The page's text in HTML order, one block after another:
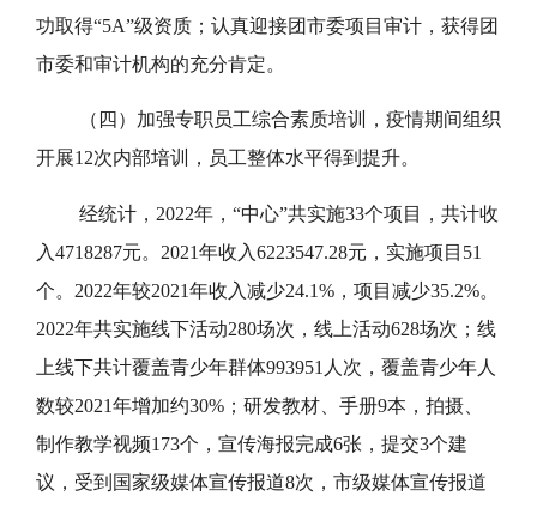
功取得“5A”级资质；认真迎接团市委项目审计，获得团
市委和审计机构的充分肯定。
（四）加强专职员工综合素质培训，疫情期间组织
开展12次内部培训，员工整体水平得到提升。
经统计，2022年，“中心”共实施33个项目，共计收
入4718287元。2021年收入6223547.28元，实施项目51
个。2022年较2021年收入减少24.1%，项目减少35.2%。
2022年共实施线下活动280场次，线上活动628场次；线
上线下共计覆盖青少年群体993951人次，覆盖青少年人
数较2021年增加约30%；研发教材、手册9本，拍摄、
制作教学视频173个，宣传海报完成6张，提交3个建
议，受到国家级媒体宣传报道8次，市级媒体宣传报道